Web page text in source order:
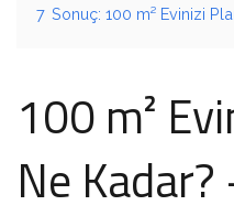
7 Sonuç: 100 m² Evinizi
100 m²
Ne Kadar?